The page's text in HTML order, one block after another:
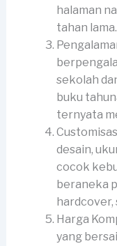
halaman
tahan lama.
sekolah
buku
ternyata
desain,
cocok
beraneka
hardcover,
Harga
yang